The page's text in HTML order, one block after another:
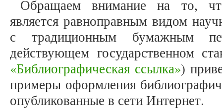
Обращаем внимание на то,
является равноправным видом
с традиционным бумажным
действующем государственном
«Библиографическая ссылка»)
примеры оформления
опубликованные в сети Интернет.